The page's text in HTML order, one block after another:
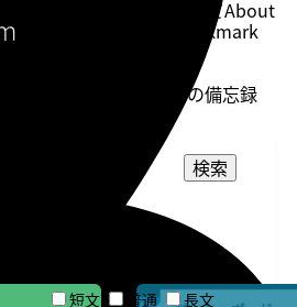
このブログについてAbout
Bookmark
ウェブデザイナーの備忘録
MAMP
検索
短文 普通 長文